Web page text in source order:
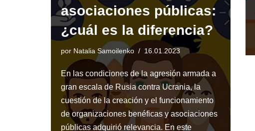
asociaciones públicas:
¿cuál es la diferencia?
por Natalia Samoilenko 16.01.2023
En las condiciones de la agresión armada a
gran escala de Rusia contra Ucrania, la
cuestión de la creación y el funcionamiento
de organizaciones benéficas y asociaciones
públicas adquirió relevancia. En este